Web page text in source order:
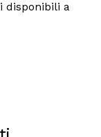
disponibili a